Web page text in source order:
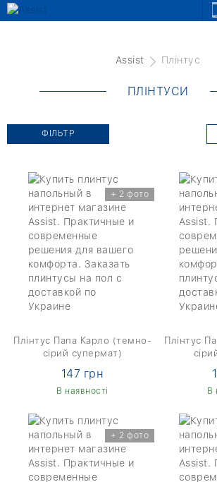
Assist Плінтус
ПЛІНТУСИ
ФІЛЬТР
+ 2 фото
Плінтус Папа Карло (темно-
сірий супермат)
147 грн
В наявності
Плінтус
В
+ 2 фото